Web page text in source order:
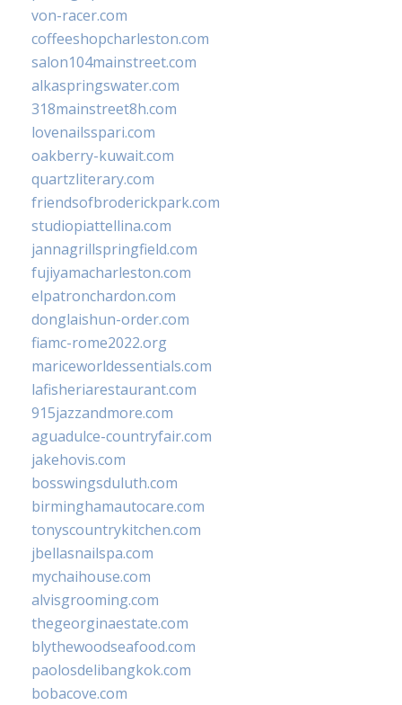
von-racer.com
coffeeshopcharleston.com
salon104mainstreet.com
alkaspringswater.com
318mainstreet8h.com
lovenailsspari.com
oakberry-kuwait.com
quartzliterary.com
friendsofbroderickpark.com
studiopiattellina.com
jannagrillspringfield.com
fujiyamacharleston.com
elpatronchardon.com
donglaishun-order.com
fiamc-rome2022.org
mariceworldessentials.com
lafisheriarestaurant.com
915jazzandmore.com
aguadulce-countryfair.com
jakehovis.com
bosswingsduluth.com
birminghamautocare.com
tonyscountrykitchen.com
jbellasnailspa.com
mychaihouse.com
alvisgrooming.com
thegeorginaestate.com
blythewoodseafood.com
paolosdelibangkok.com
bobacove.com